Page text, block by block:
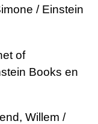
/ Einstein
of
Books en
Willem /